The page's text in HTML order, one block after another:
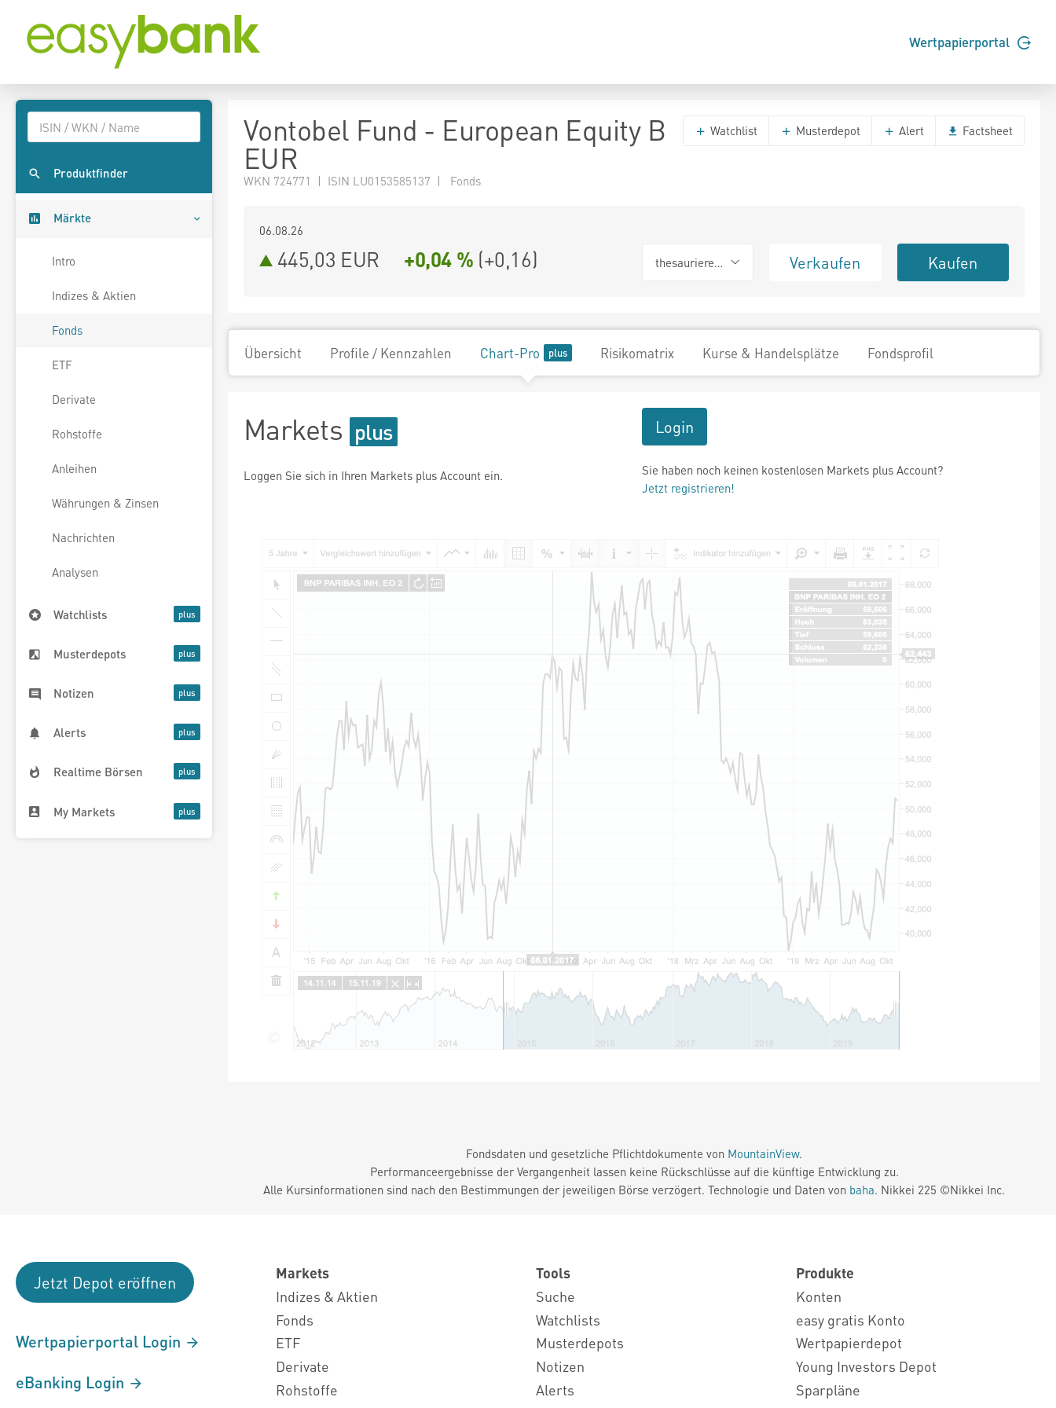
Wertpapierportal
Produktfinder
Märkte
Intro
Indizes & Aktien
Fonds
ETF
Derivate
Rohstoffe
Anleihen
Währungen & Zinsen
Nachrichten
Analysen
Watchlists
Musterdepots
Notizen
Alerts
Realtime Börsen
My Markets
Vontobel Fund - European Equity B
EUR
WKN 724771 | ISIN LU0153585137 | Fonds
Watchlist Musterdepot Alert Factsheet
06.08.26
445,03 EUR +0,04 % (+0,16) thesaurierend Verkaufen Kaufen
Übersicht Profile / Kennzahlen Chart-Pro Risikomatrix Kurse & Handelsplätze Fondsprofil
Markets
Loggen Sie sich in Ihren Markets plus Account ein.
Login
Sie haben noch keinen kostenlosen Markets plus Account?
Jetzt registrieren!
Fondsdaten und gesetzliche Pflichtdokumente von MountainView.
Performanceergebnisse der Vergangenheit lassen keine Rückschlüsse auf die künftige Entwicklung zu.
Alle Kursinformationen sind nach den Bestimmungen der jeweiligen Börse verzögert. Technologie und Daten von baha. Nikkei 225 ©Nikkei Inc.
Jetzt Depot eröffnen
Wertpapierportal Login
eBanking Login
Markets
Indizes & Aktien
Fonds
ETF
Derivate
Rohstoffe
Tools
Suche
Watchlists
Musterdepots
Notizen
Alerts
Produkte
Konten
easy gratis Konto
Wertpapierdepot
Young Investors Depot
Sparpläne